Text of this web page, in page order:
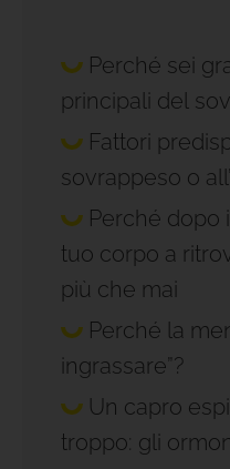
Perché sei
principali del
Fattori
sovrappeso o
Perché dopo
tuo corpo a
più che mai
Perché la
ingrassare”?
Un capro
troppo: gli